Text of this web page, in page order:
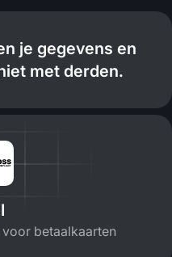
je gegevens en
met derden.
betaalkaarten